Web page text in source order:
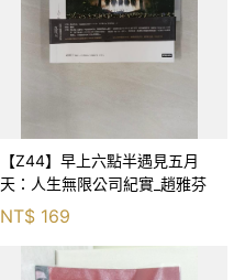
【Z44】早上六點半遇見五月
天：人生無限公司紀實_趙雅芬
NT$ 169